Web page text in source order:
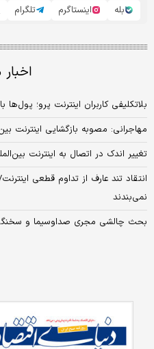
بله
اینستاگرم تلگرام
بلاتکلیفی کاربران اینترنت پرو؛
مهاجرانی: مصوبه بازگشایی اینترنت
تغییر اندک در اتصال به اینترنت
انتقاد تند عارف از تداوم قطعی
نمی‌بندند
بحث چالشی مجری صداوسیما و